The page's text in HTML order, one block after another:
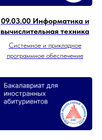
09.03.00 Информатика и
вычислительная техника
Системное и прикладное
программное обеспечение